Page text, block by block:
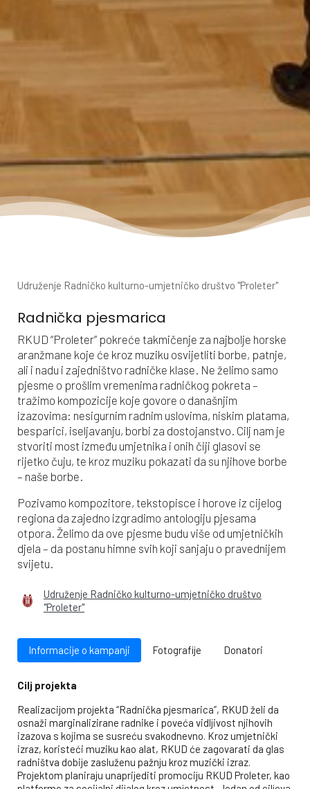
Udruženje Radničko kulturno-umjetničko društvo "Proleter"
Radnička pjesmarica
RKUD “Proleter” pokreće takmičenje za najbolje horske
aranžmane koje će kroz muziku osvijetliti borbe, patnje,
ali i nadu i zajedništvo radničke klase. Ne želimo samo
pjesme o prošlim vremenima radničkog pokreta –
tražimo kompozicije koje govore o današnjim
izazovima: nesigurnim radnim uslovima, niskim platama,
besparici, iseljavanju, borbi za dostojanstvo. Cilj nam je
stvoriti most između umjetnika i onih čiji glasovi se
rijetko čuju, te kroz muziku pokazati da su njihove borbe
– naše borbe.
Pozivamo kompozitore, tekstopisce i horove iz cijelog
regiona da zajedno izgradimo antologiju pjesama
otpora. Želimo da ove pjesme budu više od umjetničkih
djela – da postanu himne svih koji sanjaju o pravednijem
svijetu.
Udruženje Radničko kulturno-umjetničko društvo
"Proleter"
Informacije o kampanji Fotografije Donatori
Cilj projekta
Realizacijom projekta “Radnička pjesmarica”, RKUD želi da
osnaži marginalizirane radnike i poveća vidljivost njihovih
izazova s kojima se susreću svakodnevno. Kroz umjetnički
izraz, koristeći muziku kao alat, RKUD će zagovarati da glas
radništva dobije zasluženu pažnju kroz muzički izraz.
Projektom planiraju unaprijediti promociju RKUD Proleter, kao